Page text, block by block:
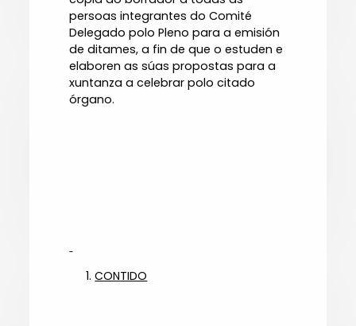
persoas integrantes do Comité
Delegado polo Pleno para a emisión
de ditames, a fin de que o estuden e
elaboren as súas propostas para a
xuntanza a celebrar polo citado
órgano.
CONTIDO